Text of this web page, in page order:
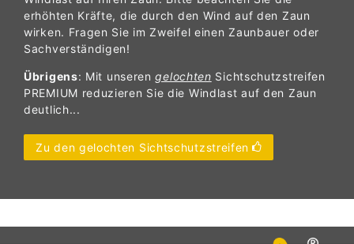
erhöhten Kräfte, die durch den Wind auf den Zaun
wirken. Fragen Sie im Zweifel einen Zaunbauer oder
Sachverständigen!
Übrigens: Mit unserengelochten Sichtschutzstreifen
PREMIUM reduzieren Sie die Windlast auf den Zaun
deutlich...
Zu den gelochten Sichtschutzstreifen